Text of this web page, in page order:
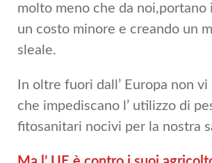
molto meno che da noi,portano
un costo minore e creando un
sleale.
In oltre fuori dall’ Europa non vi
che impediscano l’ utilizzo di
fitosanitari nocivi per la nostra